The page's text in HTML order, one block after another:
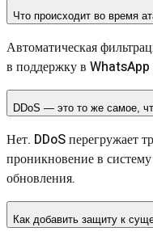
Что происходит во время
Автоматическая
в поддержку в WhatsApp
DDoS — это то же самое,
Нет. DDoS перегружает
проникновение в
обновления.
Как добавить защиту к